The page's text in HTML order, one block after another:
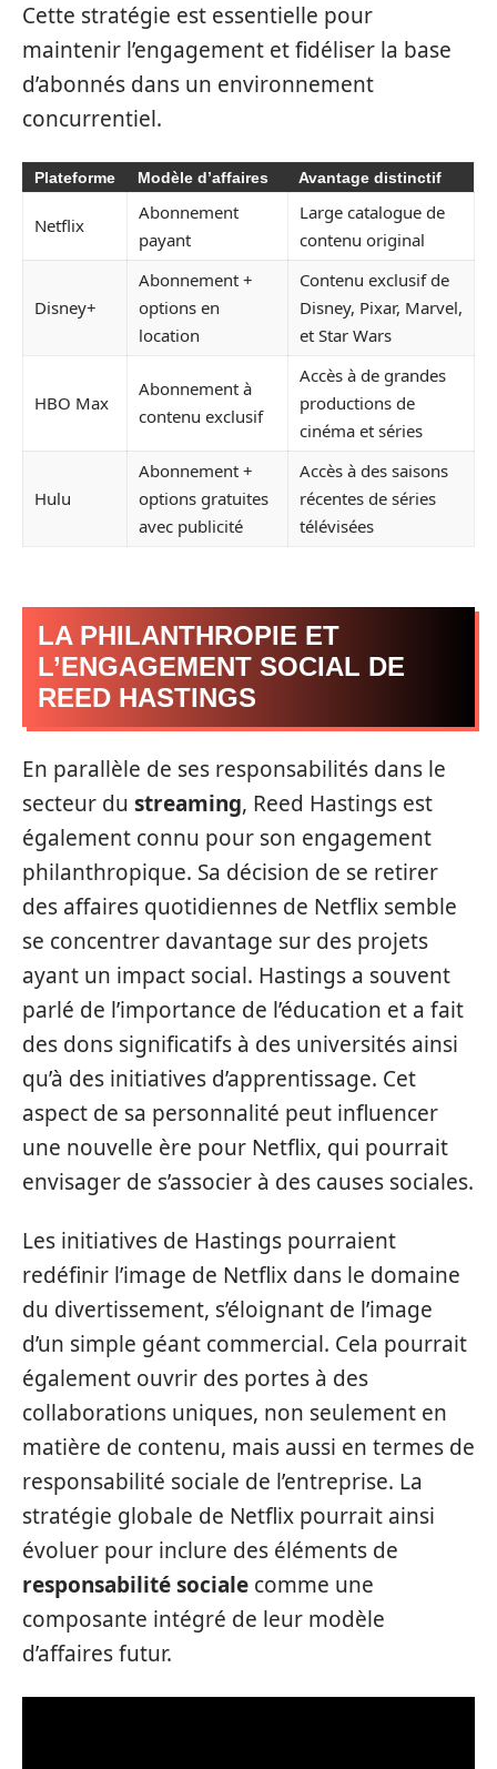
Cette stratégie est essentielle pour
maintenir l’engagement et fidéliser la base
d’abonnés dans un environnement
concurrentiel.
Plateforme Modèle d’affaires Avantage distinctif
Netflix
Abonnement
payant
Large catalogue de
contenu original
Disney+
Abonnement +
options en
location
Contenu exclusif de
Disney, Pixar, Marvel,
et Star Wars
HBO Max
Abonnement à
contenu exclusif
Accès à de grandes
productions de
cinéma et séries
Hulu
Abonnement +
options gratuites
avec publicité
Accès à des saisons
récentes de séries
télévisées
LA PHILANTHROPIE ET
L’ENGAGEMENT SOCIAL DE
REED HASTINGS
En parallèle de ses responsabilités dans le
secteur du streaming, Reed Hastings est
également connu pour son engagement
philanthropique. Sa décision de se retirer
des affaires quotidiennes de Netflix semble
se concentrer davantage sur des projets
ayant un impact social. Hastings a souvent
parlé de l’importance de l’éducation et a fait
des dons significatifs à des universités ainsi
qu’à des initiatives d’apprentissage. Cet
aspect de sa personnalité peut influencer
une nouvelle ère pour Netflix, qui pourrait
envisager de s’associer à des causes sociales.
Les initiatives de Hastings pourraient
redéfinir l’image de Netflix dans le domaine
du divertissement, s’éloignant de l’image
d’un simple géant commercial. Cela pourrait
également ouvrir des portes à des
collaborations uniques, non seulement en
matière de contenu, mais aussi en termes de
responsabilité sociale de l’entreprise. La
stratégie globale de Netflix pourrait ainsi
évoluer pour inclure des éléments de
responsabilité sociale comme une
composante intégré de leur modèle
d’affaires futur.